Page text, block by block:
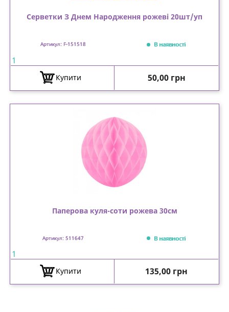
Серветки З Днем Народження рожеві 20шт/уп
Артикул: F-151518 В наявності
1
Купити Ціна
50,00 грн
Паперова куля-соти рожева 30см
Артикул: 511647 В наявності
1
Купити Ціна
135,00 грн